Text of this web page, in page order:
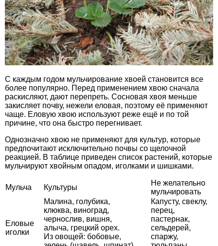
С каждым годом мульчирование хвоей становится все
более популярно. Перед применением хвою сначала
раскисляют, дают перепреть. Сосновая хвоя меньше
закисляет почву, нежели еловая, поэтому её применяют
чаще. Еловую хвою используют реже ещё и по той
причине, что она быстро перегнивает.
Однозначно хвою не применяют для культур, которые
предпочитают исключительно почвы со щелочной
реакцией. В таблице приведен список растений, которые
мульчируют хвойным опадом, иголками и шишками.
Мульча Культуры
Не желательно
мульчировать
Еловые
иголки
Малина, голубика,
клюква, виноград,
чернослив, вишня,
алыча, грецкий орех.
Из овощей: бобовые,
Капусту, свеклу,
перец,
пастернак,
сельдерей,
спаржу,